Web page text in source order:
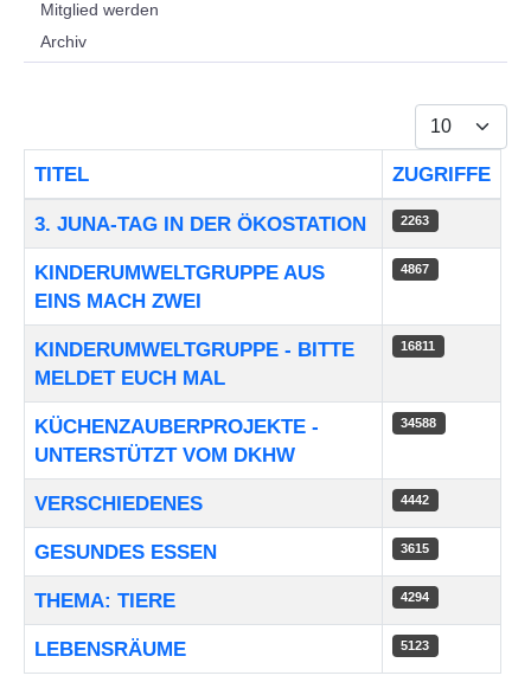
Mitglied werden
Archiv
Anzeige #
TITEL ZUGRIFFE
3. JUNA-TAG IN DER ÖKOSTATION 2263
KINDERUMWELTGRUPPE AUS
EINS MACH ZWEI
4867
KINDERUMWELTGRUPPE - BITTE
MELDET EUCH MAL
16811
KÜCHENZAUBERPROJEKTE -
UNTERSTÜTZT VOM DKHW
34588
VERSCHIEDENES 4442
GESUNDES ESSEN 3615
THEMA: TIERE 4294
LEBENSRÄUME 5123